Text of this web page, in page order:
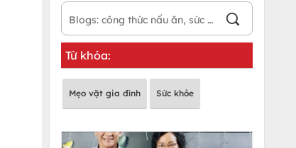
Từ khóa:
Mẹo vặt gia đình Sức khỏe